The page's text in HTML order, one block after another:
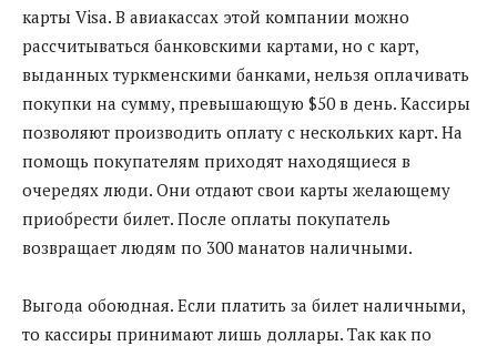
карты Visa. В авиакассах этой компании можно
рассчитываться банковскими картами, но с карт,
выданных туркменскими банками, нельзя оплачивать
покупки на сумму, превышающую $50 в день. Кассиры
позволяют производить оплату с нескольких карт. На
помощь покупателям приходят находящиеся в
очередях люди. Они отдают свои карты желающему
приобрести билет. После оплаты покупатель
возвращает людям по 300 манатов наличными.
Выгода обоюдная. Если платить за билет наличными,
то кассиры принимают лишь доллары. Так как по